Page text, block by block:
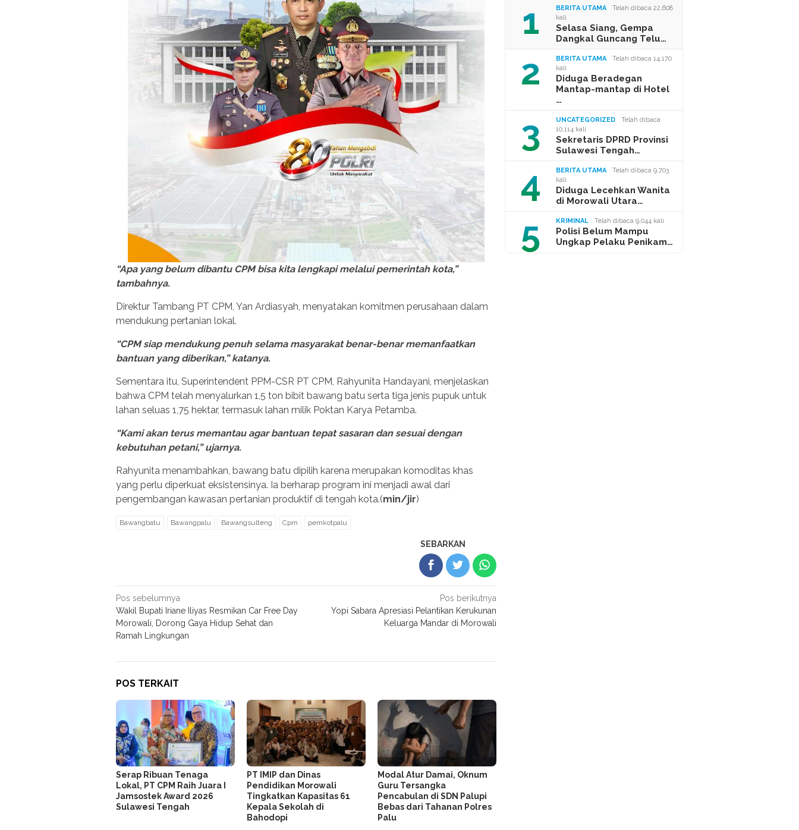
“Apa yang belum dibantu CPM bisa kita lengkapi melalui pemerintah kota,”
tambahnya.
Direktur Tambang PT CPM, Yan Ardiasyah, menyatakan komitmen perusahaan dalam
mendukung pertanian lokal.
“CPM siap mendukung penuh selama masyarakat benar-benar memanfaatkan
bantuan yang diberikan,” katanya.
Sementara itu, Superintendent PPM-CSR PT CPM, Rahyunita Handayani, menjelaskan
bahwa CPM telah menyalurkan 1,5 ton bibit bawang batu serta tiga jenis pupuk untuk
lahan seluas 1,75 hektar, termasuk lahan milik Poktan Karya Petamba.
“Kami akan terus memantau agar bantuan tepat sasaran dan sesuai dengan
kebutuhan petani,” ujarnya.
Rahyunita menambahkan, bawang batu dipilih karena merupakan komoditas khas
yang perlu diperkuat eksistensinya. Ia berharap program ini menjadi awal dari
pengembangan kawasan pertanian produktif di tengah kota.(min/jir)
Bawangbatu Bawangpalu Bawangsulteng Cpm pemkotpalu
SEBARKAN
Navigasi
pos
Pos sebelumnya
Wakil Bupati Iriane Iliyas Resmikan Car Free Day
Morowali, Dorong Gaya Hidup Sehat dan
Ramah Lingkungan
Pos berikutnya
Yopi Sabara Apresiasi Pelantikan Kerukunan
Keluarga Mandar di Morowali
POS TERKAIT
Serap Ribuan Tenaga
Lokal, PT CPM Raih Juara I
Jamsostek Award 2026
Sulawesi Tengah
PT IMIP dan Dinas
Pendidikan Morowali
Tingkatkan Kapasitas 61
Kepala Sekolah di
Bahodopi
Modal Atur Damai, Oknum
Guru Tersangka
Pencabulan di SDN Palupi
Bebas dari Tahanan Polres
Palu
1 BERITA UTAMA
Telah dibaca 22,608
kali
Selasa Siang, Gempa
Dangkal Guncang Telu…
2 BERITA UTAMA
Telah dibaca 14,170
kali
Diduga Beradegan
Mantap-mantap di Hotel
…
3 UNCATEGORIZED
Telah dibaca
10,114 kali
Sekretaris DPRD Provinsi
Sulawesi Tengah…
4 BERITA UTAMA
Telah dibaca 9,703
kali
Diduga Lecehkan Wanita
di Morowali Utara…
5 KRIMINAL Telah dibaca 9,044 kali
Polisi Belum Mampu
Ungkap Pelaku Penikam…